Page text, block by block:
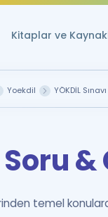
Kitaplar ve
Yoekdil YÖKDİL
Soru
temel